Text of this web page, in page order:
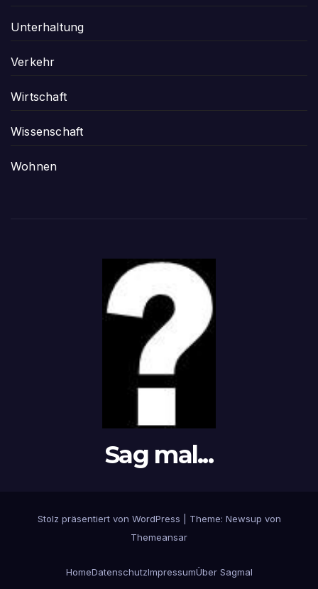
Unterhaltung
Verkehr
Wirtschaft
Wissenschaft
Wohnen
Sag mal...
Stolz präsentiert von WordPress
Theme: Newsup von
Themeansar
HomeDatenschutzImpressumÜber Sagmal